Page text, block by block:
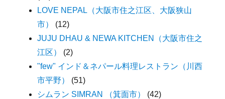
LOVE NEPAL（大阪市住之江区、大阪狭山
市）
(12)
JUJU DHAU & NEWA KITCHEN（大阪市住之
江区）
(2)
"few" インド＆ネパール料理レストラン（川西
市平野）
(51)
シムラン SIMRAN （箕面市）
(42)